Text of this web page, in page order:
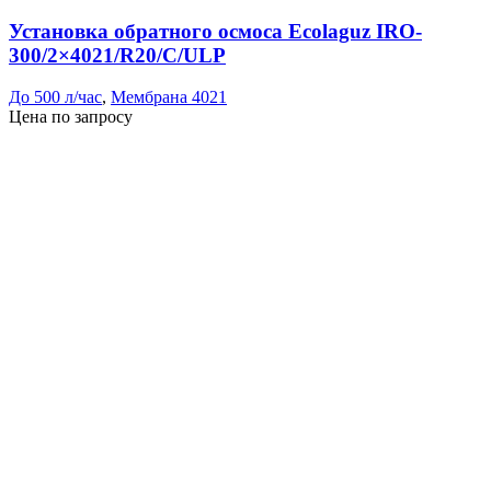
Установка обратного осмоса Ecolaguz IRO-
300/2×4021/R20/C/ULP
До 500 л/час, Мембрана 4021
Цена по запросу